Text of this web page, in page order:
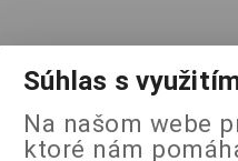
Súhlas s
Na našom webe
ktoré nám